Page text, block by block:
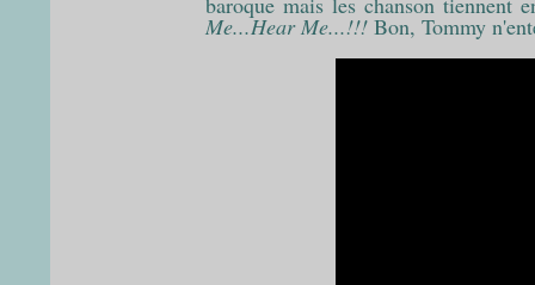
Me...Hear Me...!!! Bon, Tommy